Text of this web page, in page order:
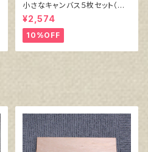
小さなキャンバス５枚セット（麻
キャンバス裏面張り）
¥2,574
10%OFF